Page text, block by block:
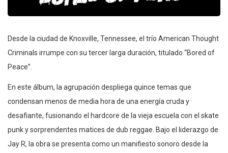
Desde la ciudad de Knoxville, Tennessee, el trío American Thought
Criminals irrumpe con su tercer larga duración, titulado “Bored of
Peace”.
En este álbum, la agrupación despliega quince temas que
condensan menos de media hora de una energía cruda y
desafiante, fusionando el hardcore de la vieja escuela con el skate
punk y sorprendentes matices de dub reggae. Bajo el liderazgo de
Jay R, la obra se presenta como un manifiesto sonoro desde la